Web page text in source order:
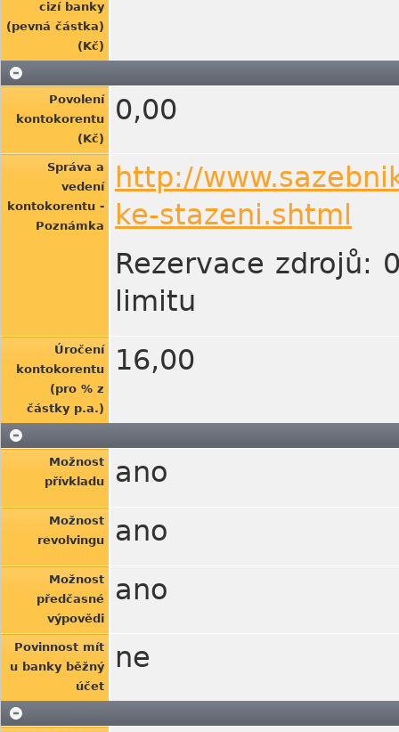
cizí banky
(pevná částka)
(Kč)
Povolení
kontokorentu
(Kč)
0,00
Správa a
vedení
kontokorentu -
Poznámka
http://
ke-stazeni.shtml
Rezervace zdrojů:
limitu
Úročení
kontokorentu
(pro % z
částky p.a.)
16,00
Možnost
přívkladu
ano
Možnost
revolvingu
ano
Možnost
předčasné
výpovědi
ano
Povinnost mít
u banky běžný
účet
ne